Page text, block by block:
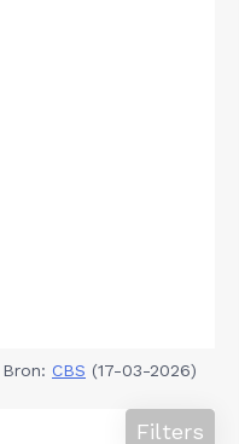
Bron: CBS (17-03-2026)
Filters